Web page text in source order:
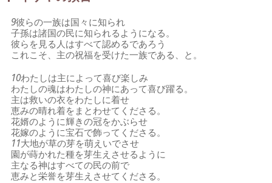
9彼らの一族は国々に知られ
子孫は諸国の民に知られるようになる。
彼らを見る人はすべて認めるであろう
これこそ、主の祝福を受けた一族である、と。
10わたしは主によって喜び楽しみ
わたしの魂はわたしの神にあって喜び躍る。
主は救いの衣をわたしに着せ
恵みの晴れ着をまとわせてくださる。
花婿のように輝きの冠をかぶらせ
花嫁のように宝石で飾ってくださる。
11大地が草の芽を萌えいでさせ
園が蒔かれた種を芽生えさせるように
主なる神はすべての民の前で
恵みと栄誉を芽生えさせてくださる。